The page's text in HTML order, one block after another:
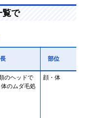
覧で
部位
のヘッドで
体のムダ毛処
顔・体